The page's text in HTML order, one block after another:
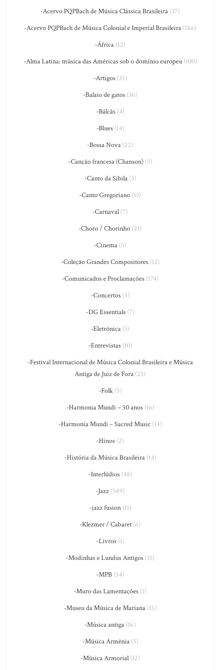
-Acervo PQPBach de Música Clássica Brasileira (37)
-Acervo PQPBach de Música Colonial e Imperial Brasileira (186)
-África (12)
-Alma Latina: música das Américas sob o domínio europeu(100)
-Artigos(35)
-Balaio de gatos (36)
-Bálcãs(4)
-Blues(14)
-Bossa Nova (22)
-Canção francesa (Chanson)(5)
-Canto da Sibila(3)
-Canto Gregoriano (13)
-Carnaval (7)
-Choro / Chorinho (21)
-Cinema (5)
-Coleção Grandes Compositores(12)
-Comunicados e Proclamações(174)
-Concertos(5)
-DG Essentials(7)
-Eletrônica (3)
-Entrevistas(10)
-Festival Internacional de Música Colonial Brasileira e Música
Antiga de Juiz de Fora (23)
-Folk(5)
-Harmonia Mundi – 50 anos(16)
-Harmonia Mundi – Sacred Music (14)
-Hinos (2)
-História da Música Brasileira(14)
-Interlúdios(48)
-Jazz(589)
-jazz fusion(11)
-Klezmer / Cabaret (6)
-Livros(1)
-Modinhas e Lundus Antigos (31)
-MPB(54)
-Muro das Lamentações (1)
-Museu da Música de Mariana(15)
-Música antiga (16)
-Música Armênia(3)
-Música Armorial(12)